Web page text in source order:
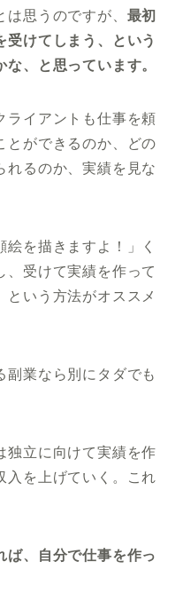
思うのですが、 最初
受けてしまう、という
、と思っています。
ライアントも仕事を頼
とができるのか、どの
れるのか、実績を見な
を描きますよ！」く
、受けて実績を作って
という方法がオススメ
副業なら別にタダでも
独立に向けて実績を作
入を上げていく。これ
ば、自分で仕事を作っ